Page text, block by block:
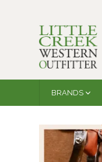
BRANDS